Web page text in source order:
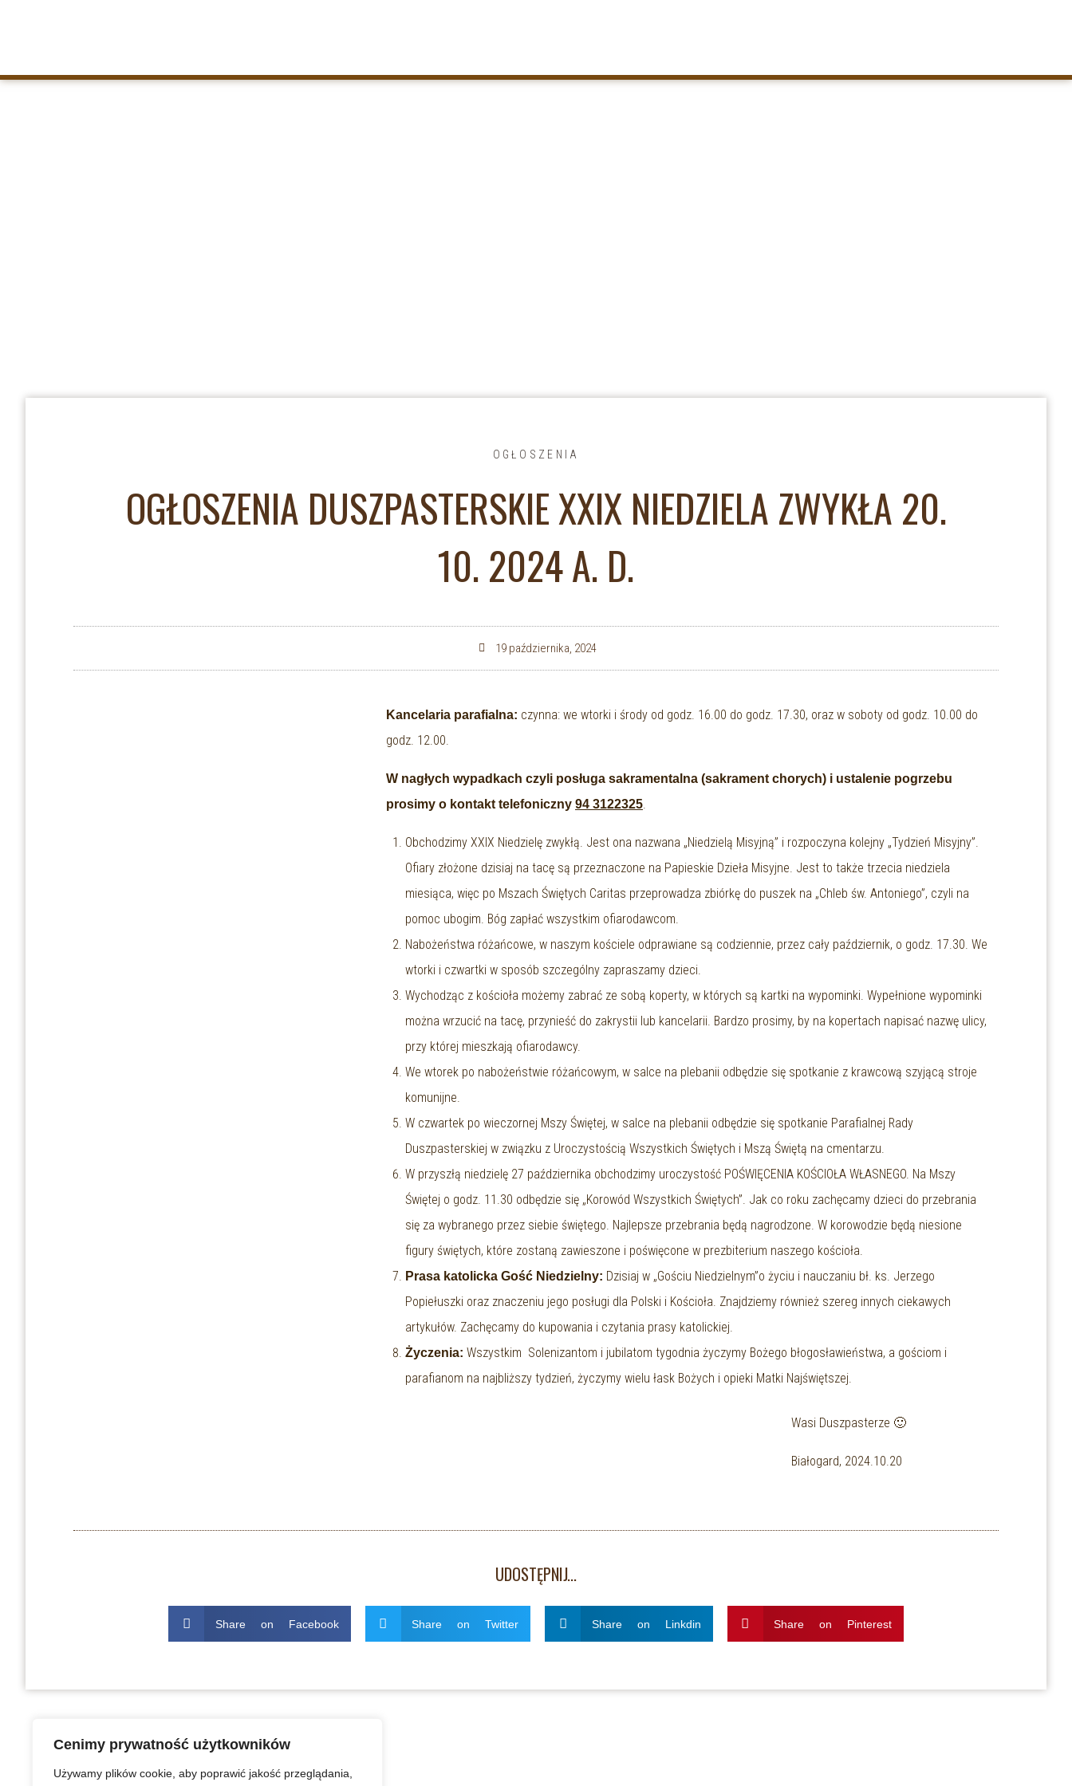
Cenimy prywatność użytkowników
Używamy plików cookie, aby poprawić jakość przeglądania,
OGŁOSZENIA
OGŁOSZENIA DUSZPASTERSKIE XXIX NIEDZIELA ZWYKŁA 20.
10. 2024 A. D.
19 października, 2024
Kancelaria parafialna: czynna: we wtorki i środy od godz. 16.00 do godz. 17.30, oraz w soboty od godz. 10.00 do
godz. 12.00.
W nagłych wypadkach czyli posługa sakramentalna (sakrament chorych) i ustalenie pogrzebu
prosimy o kontakt telefoniczny 94 3122325.
Obchodzimy XXIX Niedzielę zwykłą. Jest ona nazwana „Niedzielą Misyjną” i rozpoczyna kolejny „Tydzień Misyjny”.
Ofiary złożone dzisiaj na tacę są przeznaczone na Papieskie Dzieła Misyjne. Jest to także trzecia niedziela
miesiąca, więc po Mszach Świętych Caritas przeprowadza zbiórkę do puszek na „Chleb św. Antoniego”, czyli na
pomoc ubogim. Bóg zapłać wszystkim ofiarodawcom.
Nabożeństwa różańcowe, w naszym kościele odprawiane są codziennie, przez cały październik, o godz. 17.30. We
wtorki i czwartki w sposób szczególny zapraszamy dzieci.
Wychodząc z kościoła możemy zabrać ze sobą koperty, w których są kartki na wypominki. Wypełnione wypominki
można wrzucić na tacę, przynieść do zakrystii lub kancelarii. Bardzo prosimy, by na kopertach napisać nazwę ulicy,
przy której mieszkają ofiarodawcy.
We wtorek po nabożeństwie różańcowym, w salce na plebanii odbędzie się spotkanie z krawcową szyjącą stroje
komunijne.
W czwartek po wieczornej Mszy Świętej, w salce na plebanii odbędzie się spotkanie Parafialnej Rady
Duszpasterskiej w związku z Uroczystością Wszystkich Świętych i Mszą Świętą na cmentarzu.
W przyszłą niedzielę 27 października obchodzimy uroczystość POŚWIĘCENIA KOŚCIOŁA WŁASNEGO. Na Mszy
Świętej o godz. 11.30 odbędzie się „Korowód Wszystkich Świętych”. Jak co roku zachęcamy dzieci do przebrania
się za wybranego przez siebie świętego. Najlepsze przebrania będą nagrodzone. W korowodzie będą niesione
figury świętych, które zostaną zawieszone i poświęcone w prezbiterium naszego kościoła.
Prasa katolicka Gość Niedzielny: Dzisiaj w „Gościu Niedzielnym”o życiu i nauczaniu bł. ks. Jerzego
Popiełuszki oraz znaczeniu jego posługi dla Polski i Kościoła. Znajdziemy również szereg innych ciekawych
artykułów. Zachęcamy do kupowania i czytania prasy katolickiej.
Życzenia: Wszystkim Solenizantom i jubilatom tygodnia życzymy Bożego błogosławieństwa, a gościom i
parafianom na najbliższy tydzień, życzymy wielu łask Bożych i opieki Matki Najświętszej.
Wasi Duszpasterze 🙂
Białogard, 2024.10.20
UDOSTĘPNIJ...
Share on Facebook Share on Twitter Share on Linkdin Share on Pinterest